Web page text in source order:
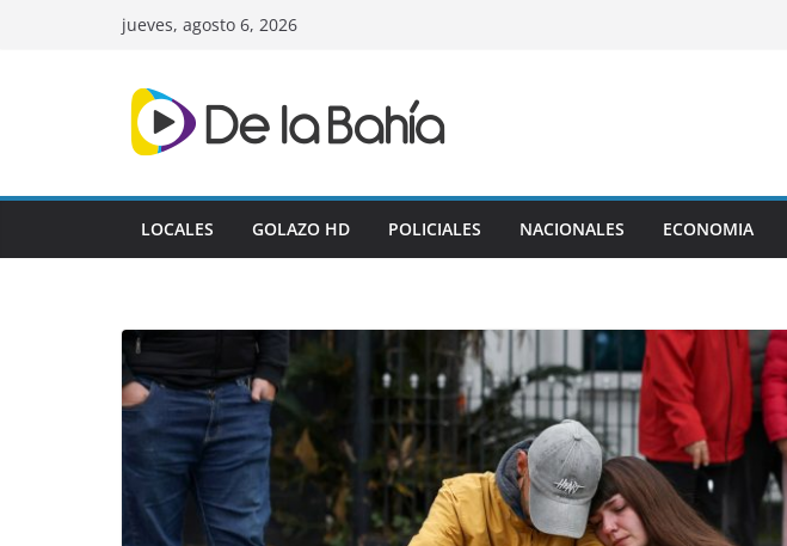
jueves, agosto 6, 2026
LOCALES GOLAZO HD POLICIALES NACIONALES ECONOMIA